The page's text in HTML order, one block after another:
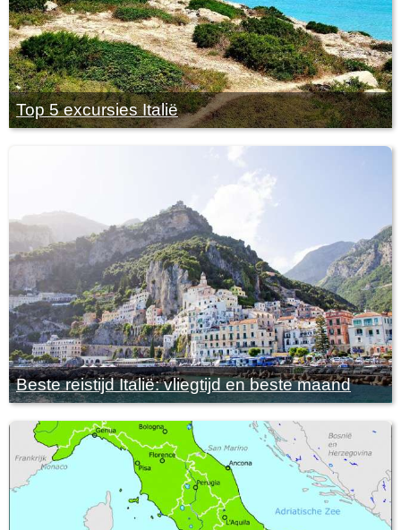
Top 5 excursies Italië
Beste reistijd Italië: vliegtijd en beste maand